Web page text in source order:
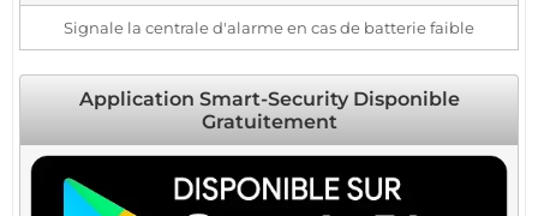
Signale la centrale d'alarme en cas de batterie faible
Application Smart-Security Disponible
Gratuitement